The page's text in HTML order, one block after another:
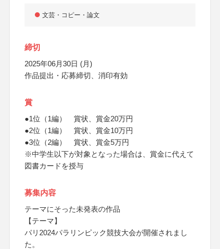
文芸・コピー・論文
締切
2025年06月30日 (月)
作品提出・応募締切、消印有効
賞
●1位（1編） 賞状、賞金20万円
●2位（1編） 賞状、賞金10万円
●3位（2編） 賞状、賞金5万円
※中学生以下が対象となった場合は、賞金に代えて
図書カードを授与
募集内容
テーマにそった未発表の作品
【テーマ】
パリ2024パラリンピック競技大会が開催されまし
た。